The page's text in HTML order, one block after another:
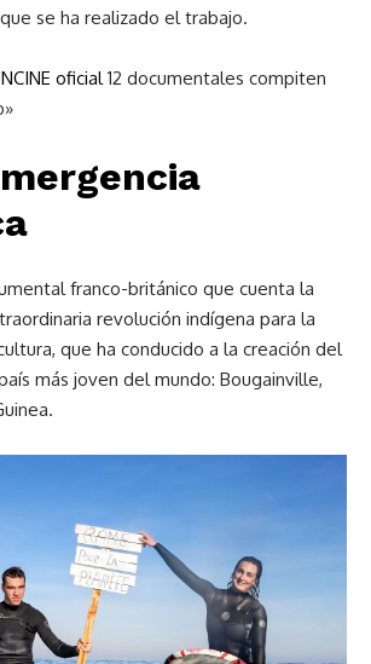
se ha realizado el trabajo.
oficial 12 documentales compiten
franco-británico que cuenta la
revolución indígena para la
que ha conducido a la creación del
más joven del mundo: Bougainville,